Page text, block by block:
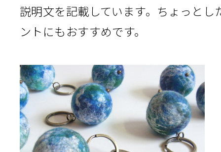
説明文を記載しています。ちょっとし
ントにもおすすめです。